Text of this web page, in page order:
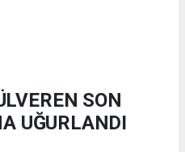
SON
UĞURLANDI